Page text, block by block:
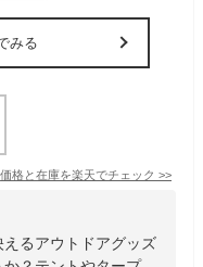
みる
価格と在庫を楽天でチェック >>
るアウトドアグッズ